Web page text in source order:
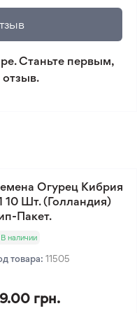
просмотреть весь
для себя
доставки в любой
Согласно
Станьте первым,
отзыв.
Огурец Кибрия
10 Шт. (Голландия)
Пакет.
В наличии
товара: 11505
грн.